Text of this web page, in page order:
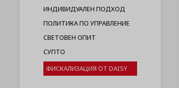
ИНДИВИДУАЛЕН ПОДХОД
ПОЛИТИКА ПО УПРАВЛЕНИЕ
СВЕТОВЕН ОПИТ
СУПТО
ФИСКАЛИЗАЦИЯ ОТ DAISY